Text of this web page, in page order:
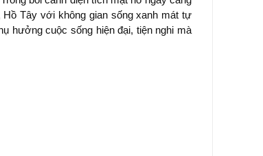
Tây với không gian sống xanh mát tự
hưởng cuộc sống hiện đại, tiện nghi mà